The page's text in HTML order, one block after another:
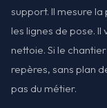
support. Il mesure
les lignes de pose. Il
nettoie. Si le
repères, sans plan
pas du métier.